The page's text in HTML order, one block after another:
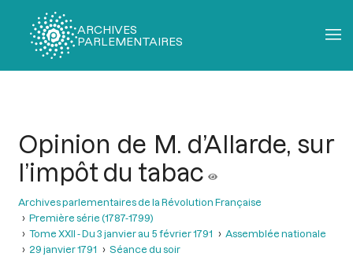
ARCHIVES
PARLEMENTAIRES
Opinion de M. d’Allarde, sur
l’impôt du tabac
Archives parlementaires de la Révolution Française
Première série (1787-1799)
Tome XXII - Du 3 janvier au 5 février 1791
Assemblée nationale
29 janvier 1791
Séance du soir